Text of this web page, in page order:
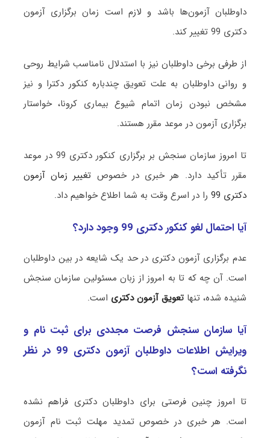
داوطلبان آزمون‌ها باشد و لازم است زمان برگزاری آزمون
دکتری 99 تغییر کند.
از طرفی برخی داوطلبان نیز با استدلال نامناسب شرایط روحی
و روانی داوطلبان به علت تعویق چندباره کنکور دکترا و نیز
مشخص نبودن زمان اتمام شیوع بیماری کرونا، خواستار
برگزاری آزمون در موعد مقرر هستند.
تا امروز سازمان سنجش بر برگزاری کنکور دکتری 99 در موعد
مقرر تأکید دارد. هر خبری در خصوص تغییر زمان آزمون
دکتری 99
را در اسرع وقت به شما اطلاع خواهیم داد.
آیا احتمال لغو کنکور دکتری 99 وجود دارد؟
عدم برگزاری آزمون دکتری در حد یک شایعه در بین داوطلبان
است. آن چه که تا به امروز از زبان مسئولین سازمان سنجش
شنیده شده، تنها تعویق آزمون دکتری است.
آیا سازمان سنجش فرصت مجددی برای ثبت نام و
ویرایش اطلاعات داوطلبان آزمون دکتری 99 در نظر
نگرفته است؟
تا امروز چنین فرصتی برای داوطلبان دکتری فراهم نشده
است. هر خبری در خصوص تمدید مهلت ثبت نام آزمون